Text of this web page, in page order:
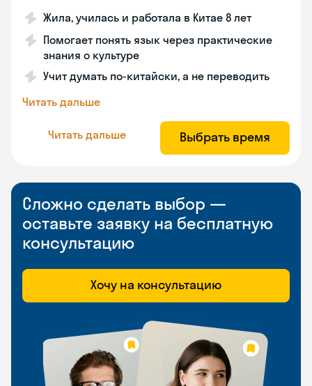
Жила, училась и работала в Китае 8 лет
Помогает понять язык через практические
знания о культуре
Учит думать по-китайски, а не переводить
Читать дальше
Читать дальше Выбрать время
Сложно сделать выбор —
оставьте заявку на бесплатную
консультацию
Хочу на консультацию